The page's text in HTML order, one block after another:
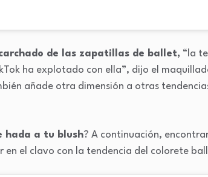
de las zapatillas de ballet, “la
ha explotado con ella”, dijo el
añade otra dimensión a otras
hada a tu blush? A continuación,
en el clavo con la tendencia del colorete